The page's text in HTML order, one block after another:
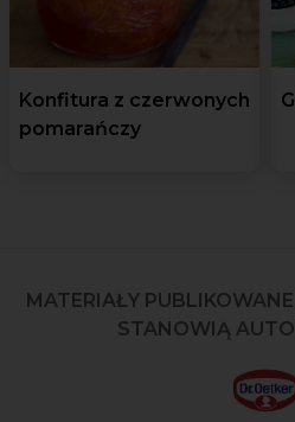
Konfitura z czerwonych
pomarańczy
MATERIAŁY
STANOWIĄ